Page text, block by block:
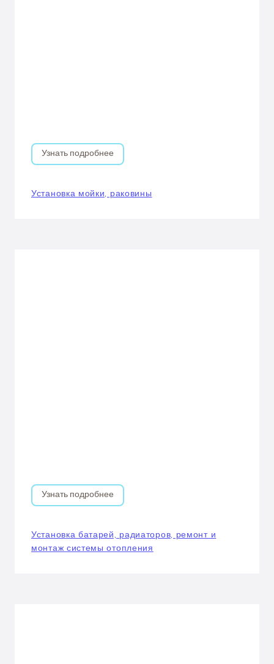
Узнать подробнее
Установка мойки, раковины
Узнать подробнее
Установка батарей, радиаторов, ремонт и
монтаж системы отопления